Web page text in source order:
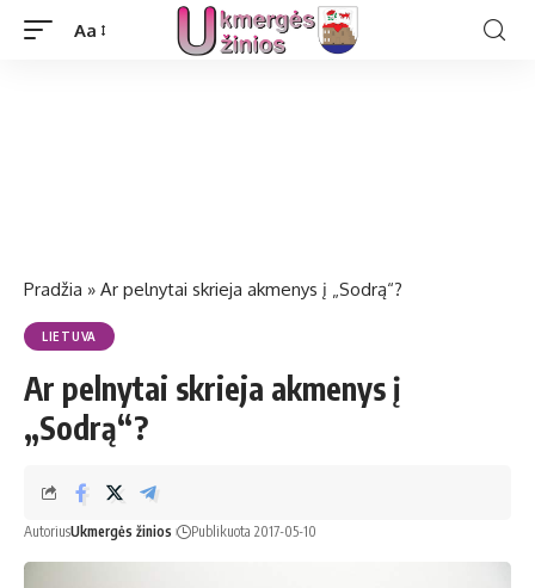
Aa
Pradžia » Ar pelnytai skrieja akmenys į „Sodrą“?
LIETUVA
Ar pelnytai skrieja akmenys į
„Sodrą“?
AutoriusUkmergės žinios Publikuota 2017-05-10